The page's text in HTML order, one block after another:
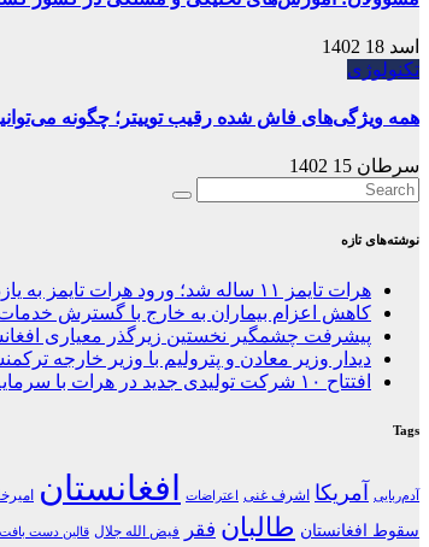
اسد 18 1402
تکنولوژی
همه ویژگی‌های فاش شده رقیب توییتر؛ چگونه
سرطان 15 1402
نوشته‌های تازه
هرات تایمز ۱۱ ساله شد؛ ورود هرات تایمز به یازدهمین سال فعالیت در غرب افغانستان
کاهش اعزام بیماران به خارج با گسترش
پیشرفت چشمگیر نخستین زیرگذر معیاری
دیدار وزیر معادن و پترولیم با وزیر خارجه
افتتاح ۱۰ شرکت تولیدی جدید در هرات با سرمایه‌گذاری بیش از ۶۰ میلیون دالر
Tags
آدم‌ربایی آمریکا اشرف غنی اعتراضات افغانستان
سقوط افغانستان طالبان فقر فیض الله جلال قالین دست بافت